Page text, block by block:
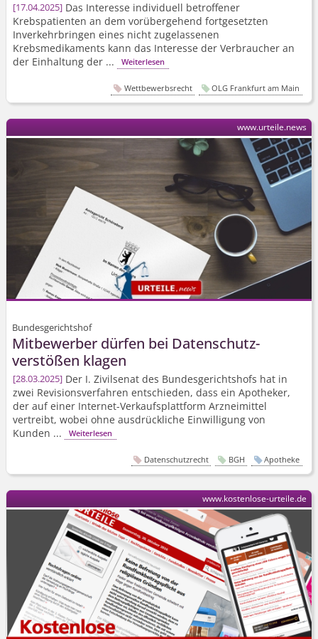
17.04.2025 Das Interesse individuell betroffener
Krebspatienten an dem vorübergehend fortgesetzten
Inverkehrbringen eines nicht zugelassenen
Krebsmedikaments kann das Interesse der Verbraucher an
der Einhaltung der ...
Weiterlesen
Wettbewerbsrecht OLG Frankfurt am Main
Bundesgerichtshof
Mitbewerber dürfen bei Datenschutz­
verstößen klagen
28.03.2025 Der I. Zivilsenat des Bundesgerichtshofs hat in
zwei Revisionsverfahren entschieden, dass ein Apotheker,
der auf einer Internet-Verkaufsplattform Arzneimittel
vertreibt, wobei ohne ausdrückliche Einwilligung von
Kunden ...
Weiterlesen
www.urteile.news
Datenschutzrecht BGH Apotheke
www.kostenlose-urteile.de